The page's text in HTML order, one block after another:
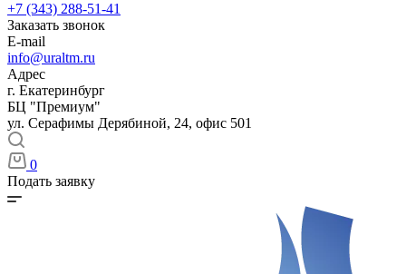
+7 (343) 288-51-41
Заказать звонок
E-mail
info@uraltm.ru
Адрес
г. Екатеринбург
БЦ "Премиум"
ул. Серафимы Дерябиной, 24, офис 501
0
Подать заявку